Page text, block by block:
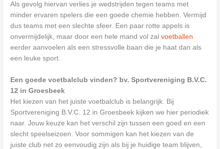
Als gevolg hiervan verlies je wedstrijden tegen teams met
minder ervaren spelers die een goede chemie hebben. Vermijd
dus teams met een slechte sfeer. Een paar rotte appels is
onvermijdelijk, maar door een hele mand vol zalvoetballen
eerder aanvoelen als een stressvolle baan die je haat dan als
een leuke sport.
Een goede voetbalclub vinden? bv. Sportvereniging B.V.C.
12 in Groesbeek
Het kiezen van het juiste voetbalclub is belangrijk. Bij
Sportvereniging B.V.C. 12 in Groesbeek kijken we hier periodiek
naar. Jouw keuze kan het verschil zijn tussen een goed en een
slecht speelseizoen. Voor sommigen kan het kiezen van de
juiste club net zo eenvoudig zijn als bij je huidige team blijven,